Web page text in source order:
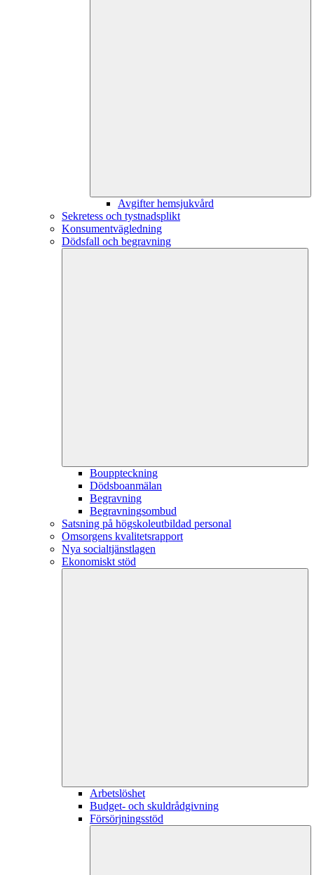
Avgifter hemsjukvård
Sekretess och tystnadsplikt
Konsumentvägledning
Dödsfall och begravning
Bouppteckning
Dödsboanmälan
Begravning
Begravningsombud
Satsning på högskoleutbildad personal
Omsorgens kvalitetsrapport
Nya socialtjänstlagen
Ekonomiskt stöd
Arbetslöshet
Budget- och skuldrådgivning
Försörjningsstöd